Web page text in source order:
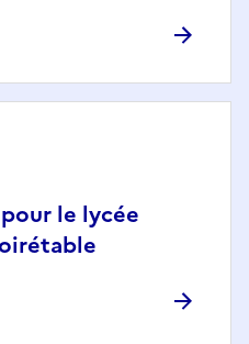
le lycée